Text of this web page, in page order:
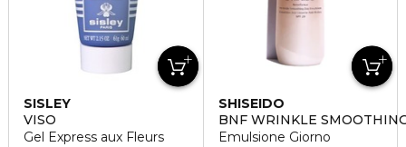
SISLEY
VISO
Gel Express aux Fleurs
SHISEIDO
BNF WRINKLE
Emulsione Giorno